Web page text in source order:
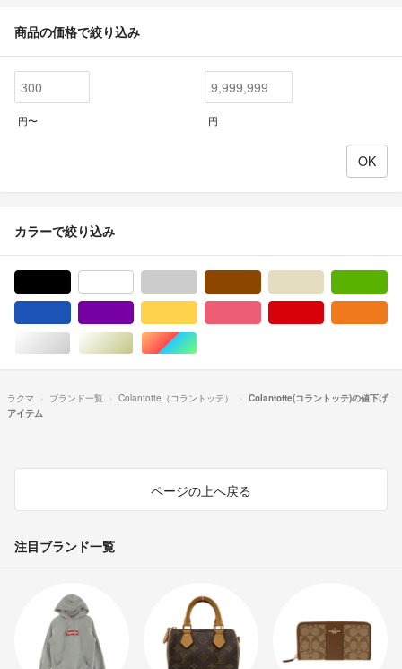
商品の価格で絞り込み
円〜 円
カラーで絞り込み
シルバー/銀色系ゴールド/金色系マルチカラー
ラクマ ブランド一覧 Colantotte（コラントッテ）
Colantotte(コラントッテ)の値下げ
アイテム
ページの上へ戻る
注目ブランド一覧